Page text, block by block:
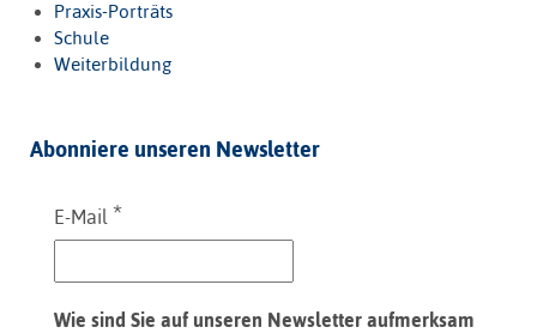
Praxis-Porträts
Schule
Weiterbildung
Abonniere unseren Newsletter
E-Mail *
Wie sind Sie auf unseren Newsletter aufmerksam